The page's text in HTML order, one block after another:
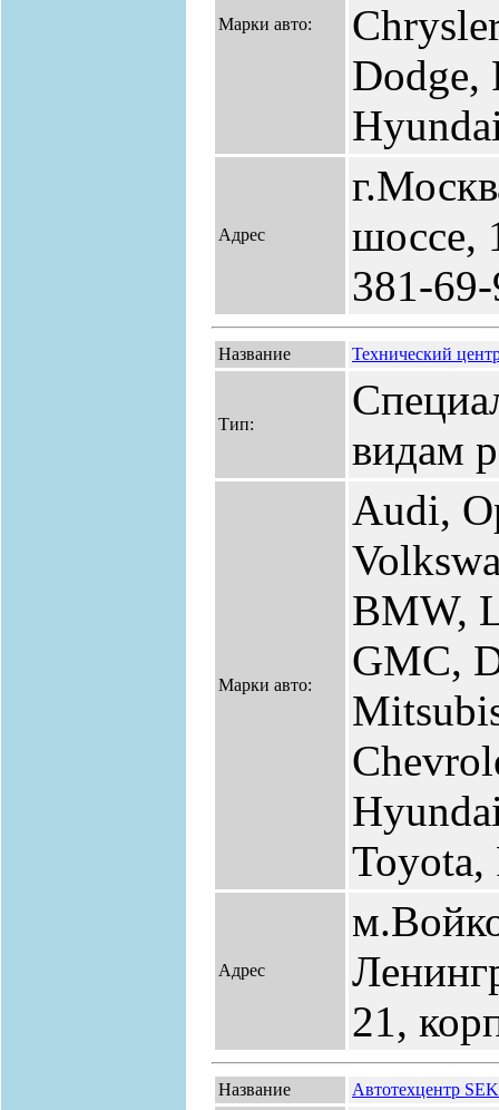
Марки авто:
Dodge,
Адрес
шоссе,
381-
Название Технический
Тип:
видам
Марки авто:
Audi,
BMW,
GMC,
Toyota,
Адрес
21,
Название Автотехцентр